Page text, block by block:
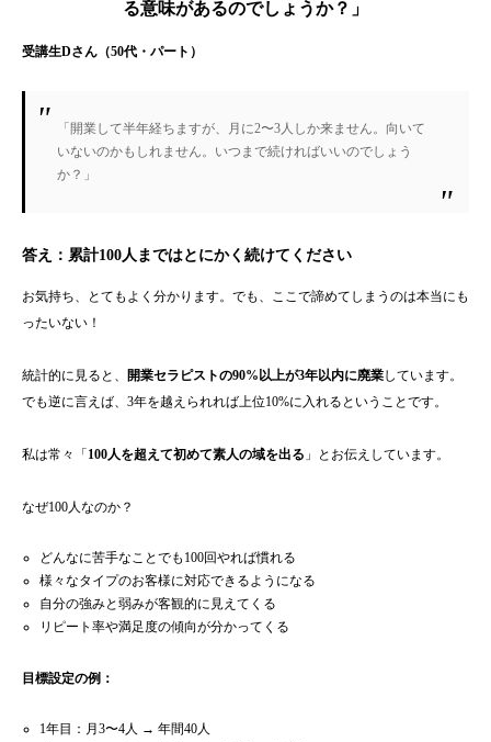
る意味があるのでしょうか？」
受講生Dさん（50代・パート）
「開業して半年経ちますが、月に2〜3人しか来ません。向いて
いないのかもしれません。いつまで続ければいいのでしょう
か？」
答え： 累計100人まではとにかく続けてください
お気持ち、とてもよく分かります。でも、ここで諦めてしまうのは本当にも
ったいない！
統計的に見ると、 開業セラピストの90%以上が3年以内に廃業しています。
でも逆に言えば、3年を越えられれば上位10%に入れるということです。
私は常々「 100人を超えて初めて素人の域を出る 」とお伝えしています。
なぜ100人なのか？
どんなに苦手なことでも100回やれば慣れる
様々なタイプのお客様に対応できるようになる
自分の強みと弱みが客観的に見えてくる
リピート率や満足度の傾向が分かってくる
目標設定の例：
1年目：月3〜4人 → 年間40人